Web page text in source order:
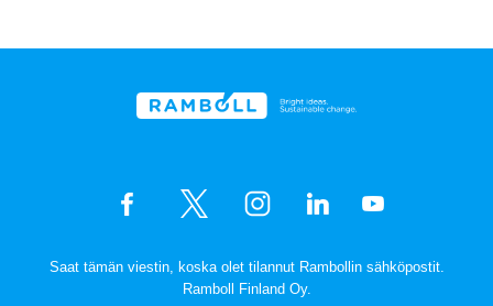
Saat tämän viestin, koska olet tilannut Rambollin sähköpostit.
Ramboll Finland Oy.